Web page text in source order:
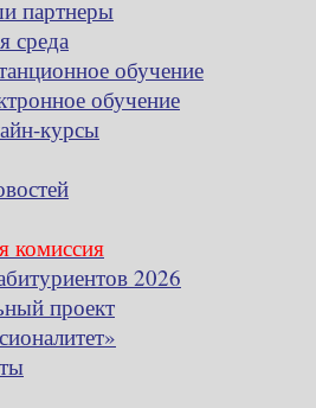
партнеры
среда
обучение
обучение
курсы
комиссия
2026
проект